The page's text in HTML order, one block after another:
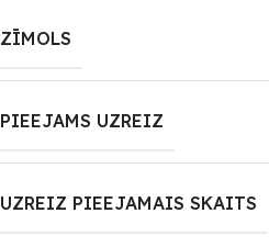
ZĪMOLS
PIEEJAMS UZREIZ
UZREIZ PIEEJAMAIS SKAITS